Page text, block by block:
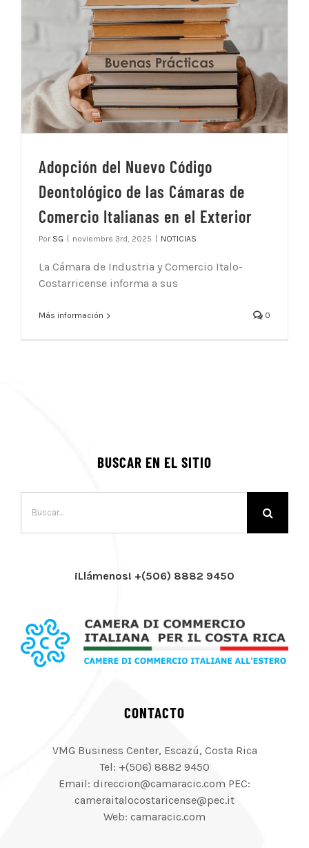
Adopción del Nuevo Código
Deontológico de las Cámaras de
Comercio Italianas en el Exterior
Por SG | noviembre 3rd, 2025 | NOTICIAS
La Cámara de Industria y Comercio Italo-
Costarricense informa a sus
Más información 0
BUSCAR EN EL SITIO
¡Llámenos! +(506) 8882 9450
CONTACTO
VMG Business Center, Escazú, Costa Rica
Tel: +(506) 8882 9450
Email: direccion@camaracic.com PEC:
cameraitalocostaricense@pec.it
Web: camaracic.com